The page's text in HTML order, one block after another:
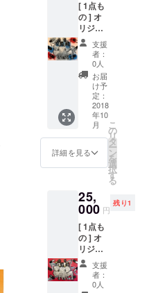
+ ポス
トカー
ド(大)1
枚 絵柄
ランダ
ム (直筆
サイン
入) + 心
を込め
たお礼
のお手
紙 + ス
テッ
カー1枚
ル(写真
付)
[ 1点も
の ] オ
リジナ
ル ペイ
ント作
(canva
s) F6 :
41cm x
31.8cm
シルク
スク
リー
ン、ス
プレー
ペイン
ンバス /
直筆サ
イン入
+ ポス
トカー
ド(大)1
枚 絵柄
ランダ
ム (直筆
支援
者：
0人
お届
け予
定：
2018
年10
月
詳細を見る
こ
の
リ
タ
ー
ン
を
選
択
す
る
25,
000 円
残り1
[ 1点も
の ] オ
リジナ
ル ペイ
ント作
支援
者：
0人